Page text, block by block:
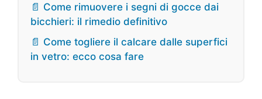
📄 Come rimuovere i segni di gocce dai
bicchieri: il rimedio definitivo
📄 Come togliere il calcare dalle superfici
in vetro: ecco cosa fare